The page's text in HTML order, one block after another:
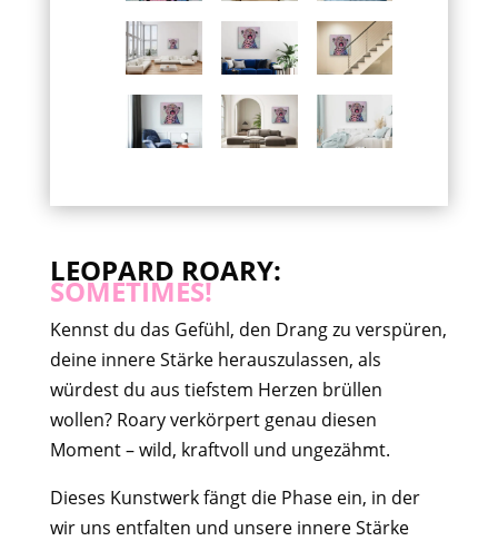
LEOPARD ROARY:
SOMETIMES!
Kennst du das Gefühl, den Drang zu verspüren,
deine innere Stärke herauszulassen, als
würdest du aus tiefstem Herzen brüllen
wollen? Roary verkörpert genau diesen
Moment – wild, kraftvoll und ungezähmt.
Dieses Kunstwerk fängt die Phase ein, in der
wir uns entfalten und unsere innere Stärke